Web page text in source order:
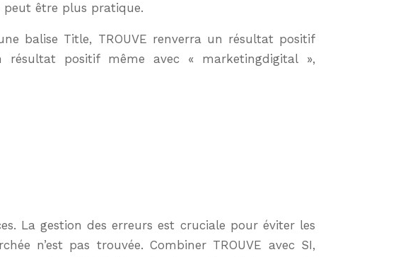
peut être plus pratique.
balise Title, TROUVE renverra un résultat positif
résultat positif même avec « marketingdigital »,
La gestion des erreurs est cruciale pour éviter les
n’est pas trouvée. Combiner TROUVE avec SI,